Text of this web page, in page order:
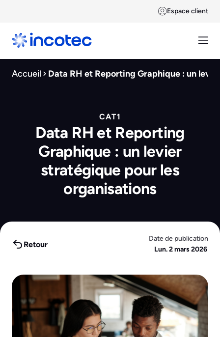
Espace client
Accueil Data RH et Reporting Graphique : un
CAT1
Data RH et Reporting
Graphique : un levier
stratégique pour les
organisations
Retour
Date de publication
Lun. 2 mars 2026